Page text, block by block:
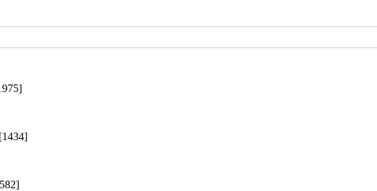
[1434]